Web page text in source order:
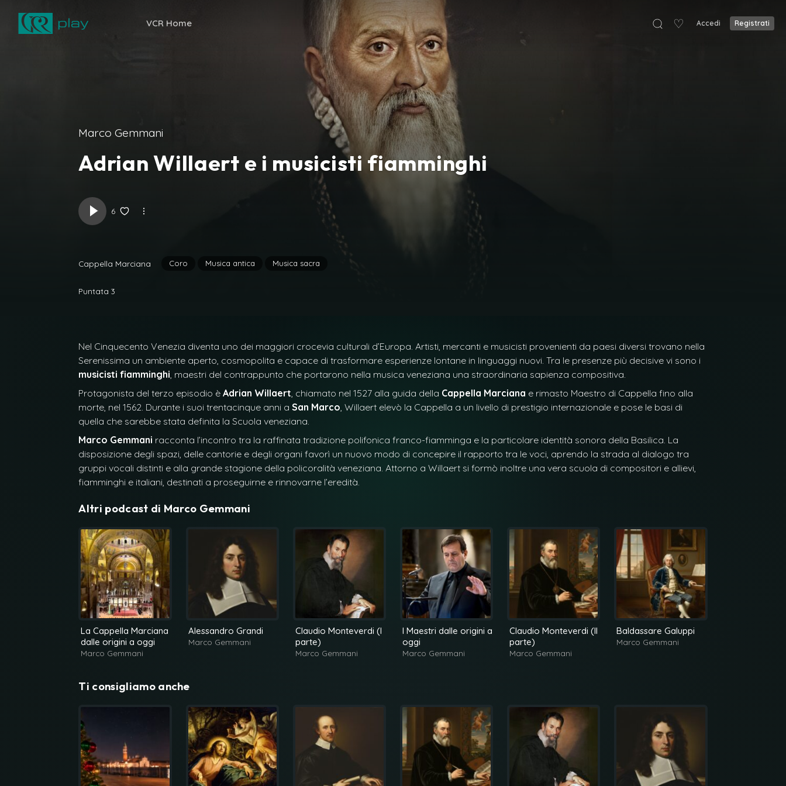
VCR Home ♡ Accedi Registrati
Marco Gemmani
Adrian Willaert e i musicisti fiamminghi
6
Cappella Marciana Coro Musica antica Musica sacra
Puntata 3
Nel Cinquecento Venezia diventa uno dei maggiori crocevia culturali d’Europa. Artisti, mercanti e musicisti provenienti da paesi diversi trovano nella
Serenissima un ambiente aperto, cosmopolita e capace di trasformare esperienze lontane in linguaggi nuovi. Tra le presenze più decisive vi sono i
musicisti fiamminghi, maestri del contrappunto che portarono nella musica veneziana una straordinaria sapienza compositiva.
Protagonista del terzo episodio èAdrian Willaert, chiamato nel 1527 alla guida della Cappella Marciana e rimasto Maestro di Cappella fino alla
morte, nel 1562. Durante i suoi trentacinque anni aSan Marco, Willaert elevò la Cappella a un livello di prestigio internazionale e pose le basi di
quella che sarebbe stata definita la Scuola veneziana.
Marco Gemmani racconta l’incontro tra la raffinata tradizione polifonica franco-fiamminga e la particolare identità sonora della Basilica. La
disposizione degli spazi, delle cantorie e degli organi favorì un nuovo modo di concepire il rapporto tra le voci, aprendo la strada al dialogo tra
gruppi vocali distinti e alla grande stagione della policoralità veneziana. Attorno a Willaert si formò inoltre una vera scuola di compositori e allievi,
fiamminghi e italiani, destinati a proseguirne e rinnovarne l’eredità.
Altri podcast di Marco Gemmani
La Cappella Marciana
dalle origini a oggi
Marco Gemmani
Alessandro Grandi
Marco Gemmani
Claudio Monteverdi (I
parte)
Marco Gemmani
I Maestri dalle origini a
oggi
Marco Gemmani
Claudio Monteverdi (II
parte)
Marco Gemmani
Baldassare Galuppi
Marco Gemmani
Ti consigliamo anche